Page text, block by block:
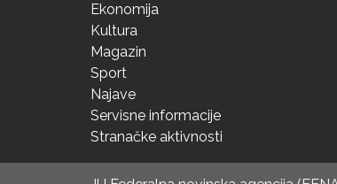
Ekonomija
Kultura
Magazin
Sport
Najave
Servisne informacije
Stranačke aktivnosti